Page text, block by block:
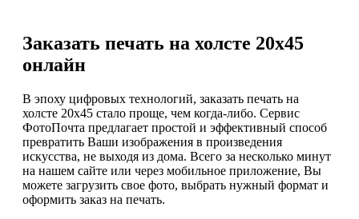
Заказать печать на холсте 20х45
онлайн
В эпоху цифровых технологий, заказать печать на
холсте 20х45 стало проще, чем когда-либо. Сервис
ФотоПочта предлагает простой и эффективный способ
превратить Ваши изображения в произведения
искусства, не выходя из дома. Всего за несколько минут
на нашем сайте или через мобильное приложение, Вы
можете загрузить свое фото, выбрать нужный формат и
оформить заказ на печать.